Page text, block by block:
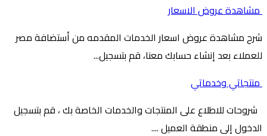
مشاهدة عروض الاسعار
شرح مشاهدة عروض اسعار الخدمات المقدمه من أستضافة مصر
للعملاء بعد إنشاء حسابك معنا، قم بتسجيل...
منتجاتي وخدماتي
شروحات للاطلاع على المنتجات والخدمات الخاصة بك ، قم بتسجيل
الدخول إلى منطقة العميل ....